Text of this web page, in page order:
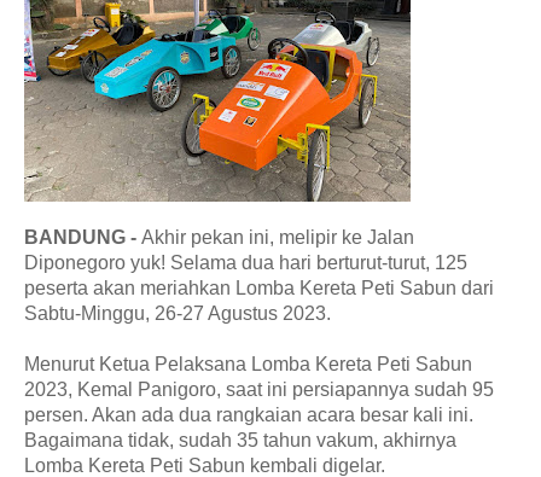
BANDUNG - Akhir pekan ini, melipir ke Jalan
Diponegoro yuk! Selama dua hari berturut-turut, 125
peserta akan meriahkan Lomba Kereta Peti Sabun dari
Sabtu-Minggu, 26-27 Agustus 2023.
Menurut Ketua Pelaksana Lomba Kereta Peti Sabun
2023, Kemal Panigoro, saat ini persiapannya sudah 95
persen. Akan ada dua rangkaian acara besar kali ini.
Bagaimana tidak, sudah 35 tahun vakum, akhirnya
Lomba Kereta Peti Sabun kembali digelar.